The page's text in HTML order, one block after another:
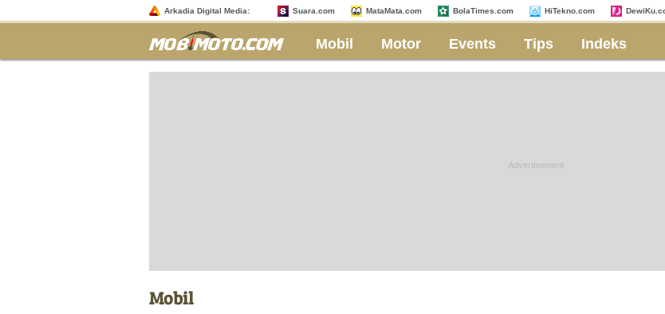
Arkadia Digital Media: Suara.com MataMata.com BolaTimes.com HiTekno.com
Mobil Motor Events Tips Indeks
Mobil